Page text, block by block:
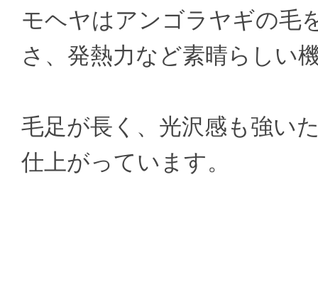
モヘヤはアンゴラヤギの毛
さ、発熱力など素晴らしい
毛足が長く、光沢感も強い
仕上がっています。